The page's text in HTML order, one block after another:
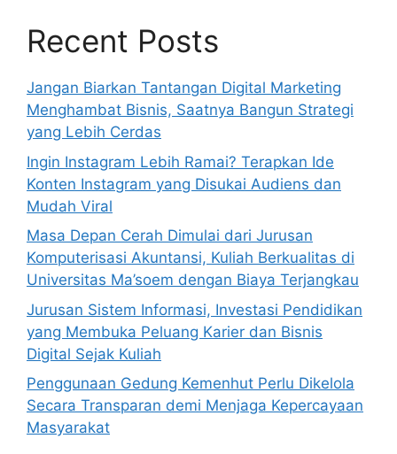
Recent Posts
Jangan Biarkan Tantangan Digital Marketing
Menghambat Bisnis, Saatnya Bangun Strategi
yang Lebih Cerdas
Ingin Instagram Lebih Ramai? Terapkan Ide
Konten Instagram yang Disukai Audiens dan
Mudah Viral
Masa Depan Cerah Dimulai dari Jurusan
Komputerisasi Akuntansi, Kuliah Berkualitas di
Universitas Ma’soem dengan Biaya Terjangkau
Jurusan Sistem Informasi, Investasi Pendidikan
yang Membuka Peluang Karier dan Bisnis
Digital Sejak Kuliah
Penggunaan Gedung Kemenhut Perlu Dikelola
Secara Transparan demi Menjaga Kepercayaan
Masyarakat